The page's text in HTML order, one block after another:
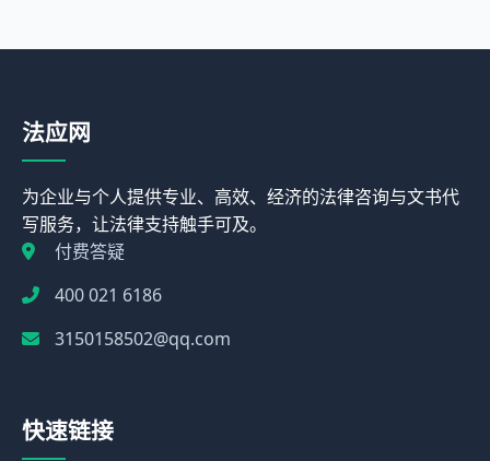
法应网
为企业与个人提供专业、高效、经济的法律咨询与文书代
写服务，让法律支持触手可及。
付费答疑
400 021 6186
3150158502@qq.com
快速链接